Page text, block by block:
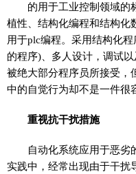
的用于工业控制领域的
植性、结构化编程和结构化
用于plc编程。采用结构化
的程序)、多人设计，调试
被绝大部分程序员所接受，
中的自觉行为却不是一件很
重视抗干扰措施
自动化系统应用于恶劣
实践中，经常出现由于干扰